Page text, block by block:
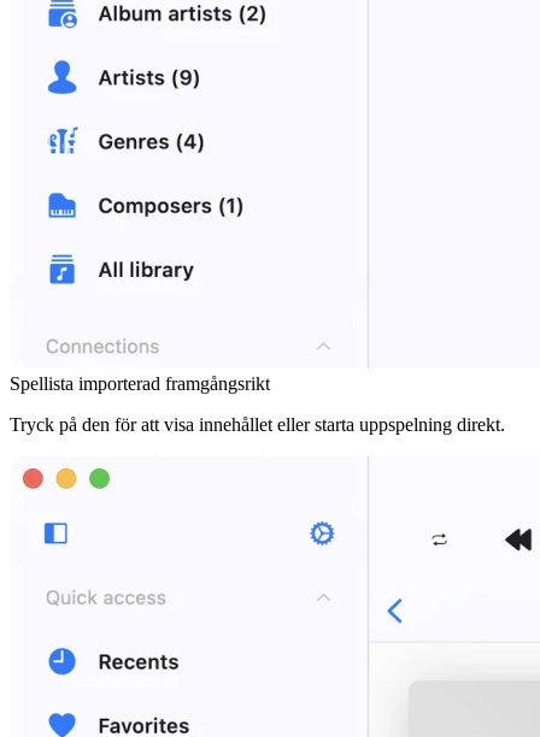
Spellista importerad framgångsrikt
Tryck på den för att visa innehållet eller starta uppspelning direkt.